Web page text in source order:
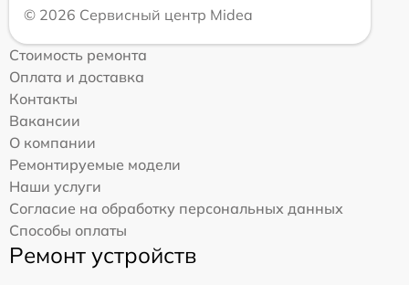
© 2026 Сервисный центр Midea
Стоимость ремонта
Оплата и доставка
Контакты
Вакансии
О компании
Ремонтируемые модели
Наши услуги
Согласие на обработку персональных данных
Способы оплаты
Ремонт устройств